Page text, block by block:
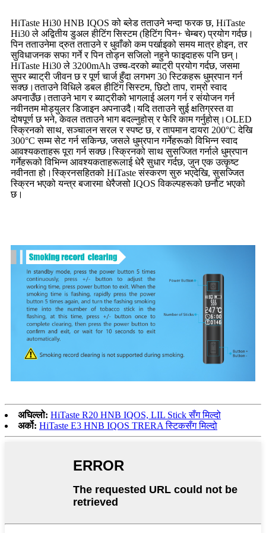
HiTaste Hi30 HNB IQOS को ब्लेड तताउने भन्दा फरक छ, HiTaste
Hi30 ले अद्वितीय डुअल हीटिंग सिस्टम (हिटिंग पिन+ चेम्बर) प्रयोग गर्दछ।
पिन तताउनेमा द्रुत तताउने र धुवाँको कम पर्खाइको समय मात्र होइन, तर
सुविधाजनक सफा गर्ने र पिन तोड्न सजिलो नहुने फाइदाहरू पनि छन्।
HiTaste Hi30 ले 3200mAh उच्च-दरको ब्याट्री प्रयोग गर्दछ, जसमा
सुपर ब्याट्री जीवन छ र पूर्ण चार्ज हुँदा लगभग 30 स्टिकहरू धुम्रपान गर्न
सक्छ।तताउने विधिले डबल हीटिंग सिस्टम, छिटो ताप, राम्रो स्वाद
अपनाउँछ।तताउने भाग र ब्याट्रीको भागलाई अलग गर्न र संयोजन गर्न
नवीनतम मोड्युलर डिजाइन अपनाउदै।यदि तताउने सुई क्षतिग्रस्त वा
दोषपूर्ण छ भने, केवल तताउने भाग बदल्नुहोस् र फेरि काम गर्नुहोस्।OLED
स्क्रिनको साथ, सञ्चालन सरल र स्पष्ट छ, र तापमान दायरा 200°C देखि
300°C सम्म सेट गर्न सकिन्छ, जसले धुम्रपान गर्नेहरूको विभिन्न स्वाद
आवश्यकताहरू पूरा गर्न सक्छ।स्क्रिनको साथ सुसज्जित गर्नाले धुम्रपान
गर्नेहरूको विभिन्न आवश्यकताहरूलाई धेरै सुधार गर्दछ, जुन एक उत्कृष्ट
नवीनता हो।स्क्रिनसहितको HiTaste संस्करण सुरु भएदेखि, सुसज्जित
स्क्रिन भएको यन्त्र बजारमा धेरैजसो IQOS विकल्पहरूको छनौट भएको
छ।
अघिल्लो: HiTaste R20 HNB IQOS, LIL Stick सँग मिल्दो
अर्को: HiTaste E3 HNB IQOS TRERA स्टिकसँग मिल्दो